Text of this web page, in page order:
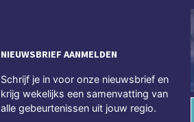
NIEUWSBRIEF AANMELDEN
Schrijf je in voor onze nieuwsbrief en
krijg wekelijks een samenvatting van
alle gebeurtenissen uit jouw regio.